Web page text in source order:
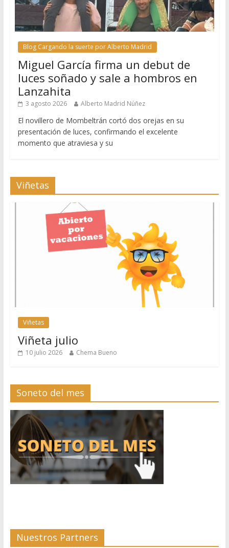
Blog Cargando la suerte por Alberto Madrid
Miguel García firma un debut de
luces soñado y sale a hombros en
Lanzahita
3 agosto 2026 Alberto Madrid Núñez
El novillero de Mombeltrán cortó dos orejas en su
presentación de luces, confirmando el excelente
momento que atraviesa y su
Viñetas
Viñetas
Viñeta julio
10 julio 2026 Chema Bueno
Soneto del mes
Nuestros Partners